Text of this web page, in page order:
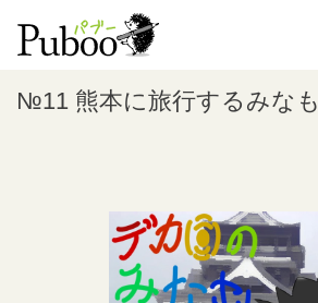
№11 熊本に旅行するみなも